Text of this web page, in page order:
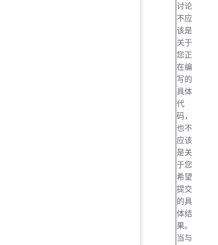
讨论
不应
该是
关于
您正
在编
写的
具体
代
码，
也不
应该
是关
于您
希望
提交
的具
体结
果。
当与